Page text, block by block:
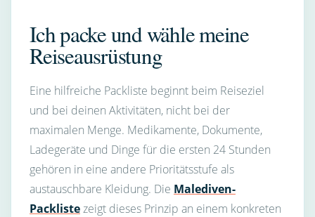
Ich packe und wähle meine
Reiseausrüstung
Eine hilfreiche Packliste beginnt beim Reiseziel
und bei deinen Aktivitäten, nicht bei der
maximalen Menge. Medikamente, Dokumente,
Ladegeräte und Dinge für die ersten 24 Stunden
gehören in eine andere Prioritätsstufe als
austauschbare Kleidung. Die Malediven-
Packlistezeigt dieses Prinzip an einem konkreten